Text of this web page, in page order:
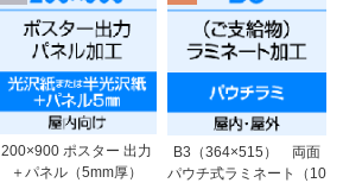
200×900 ポスター 出力
＋パネル（5mm厚）
B3（364×515） 両面
パウチ式ラミネート（10